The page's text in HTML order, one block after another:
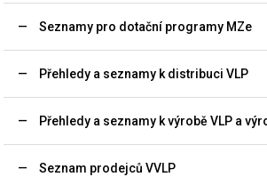
Seznamy pro dotační programy MZe
Přehledy a seznamy k distribuci VLP
Přehledy a seznamy k výrobě VLP a
Seznam prodejců VVLP